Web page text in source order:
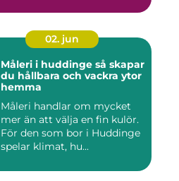
02. jun
Måleri i huddinge så skapar
du hållbara och vackra ytor
hemma
Måleri handlar om mycket
mer än att välja en fin kulör.
För den som bor i Huddinge
spelar klimat, hu...